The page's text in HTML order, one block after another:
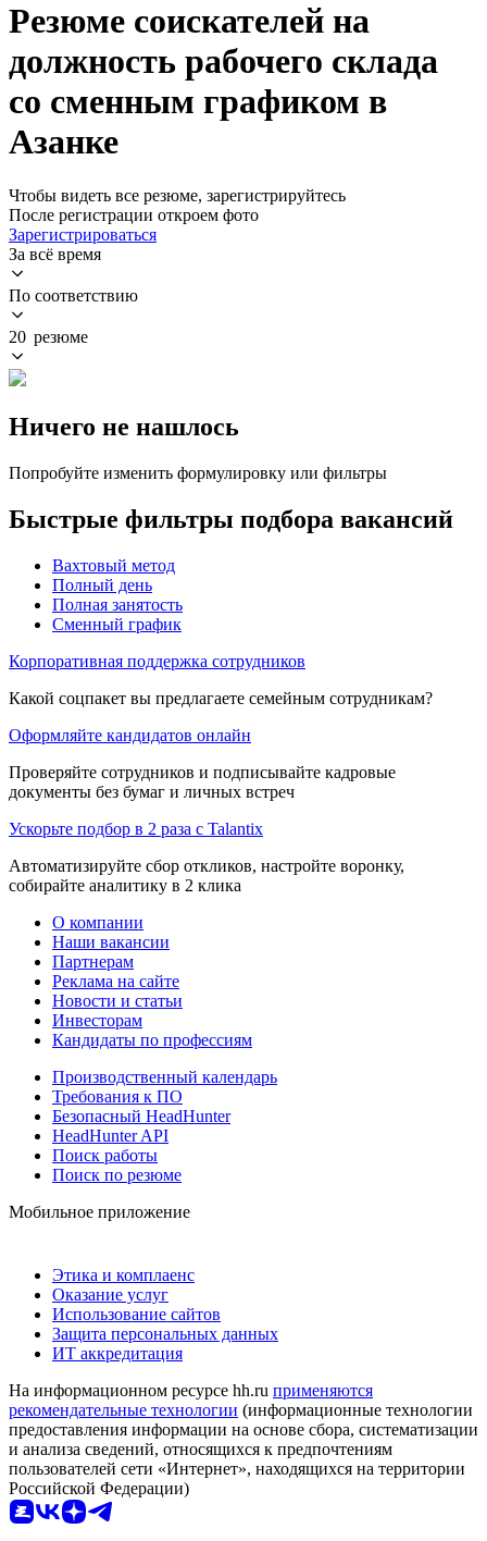
Резюме соискателей на
должность рабочего склада
со сменным графиком в
Азанке
Чтобы видеть все резюме, зарегистрируйтесь
После регистрации откроем фото
Зарегистрироваться
За всё время
По соответствию
20 резюме
Ничего не нашлось
Попробуйте изменить формулировку или фильтры
Быстрые фильтры подбора вакансий
Вахтовый метод
Полный день
Полная занятость
Сменный график
Корпоративная поддержка сотрудников
Какой соцпакет вы предлагаете семейным сотрудникам?
Оформляйте кандидатов онлайн
Проверяйте сотрудников и подписывайте кадровые
документы без бумаг и личных встреч
Ускорьте подбор в 2 раза с Talantix
Автоматизируйте сбор откликов, настройте воронку,
собирайте аналитику в 2 клика
О компании
Наши вакансии
Партнерам
Реклама на сайте
Новости и статьи
Инвесторам
Кандидаты по профессиям
Производственный календарь
Требования к ПО
Безопасный HeadHunter
HeadHunter API
Поиск работы
Поиск по резюме
Мобильное приложение
Этика и комплаенс
Оказание услуг
Использование сайтов
Защита персональных данных
ИТ аккредитация
На информационном ресурсе hh.ru применяются
рекомендательные технологии (информационные технологии
предоставления информации на основе сбора, систематизации
и анализа сведений, относящихся к предпочтениям
пользователей сети «Интернет», находящихся на территории
Российской Федерации)